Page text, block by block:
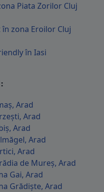
Piata Zorilor Cluj
zona Eroilor Cluj
în Iasi
Arad
Arad
Arad
Arad
Arad
de Mureș, Arad
Gai, Arad
Grădiște, Arad